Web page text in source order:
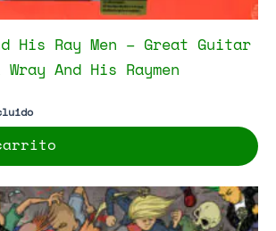
His Ray Men – Great Guitar
And His Raymen